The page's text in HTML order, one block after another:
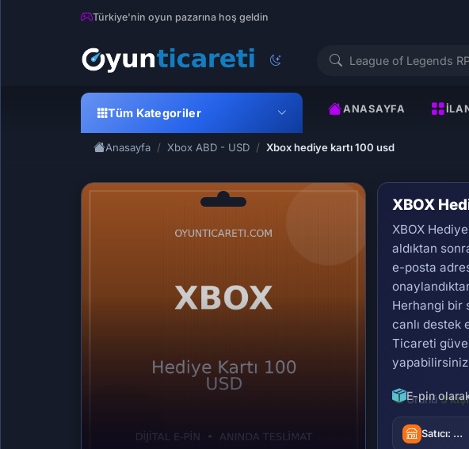
Türkiye'nin oyun pazarına hoş geldin
Tüm Kategoriler ANASAYFA
Anasayfa Xbox ABD - USD Xbox hediye kartı 100 usd
XBOX
XBOX
aldıktan
e-posta
Herhangi bir
canlı destek
Ticareti
E-pin
Satıcı: